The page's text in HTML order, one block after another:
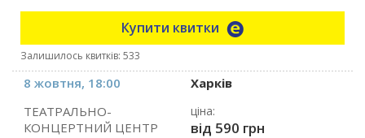
Купити квитки
Залишилось квитків: 533
8 жовтня, 18:00
Харків
ТЕАТРАЛЬНО-
КОНЦЕРТНИЙ ЦЕНТР
ціна:
від 590 грн